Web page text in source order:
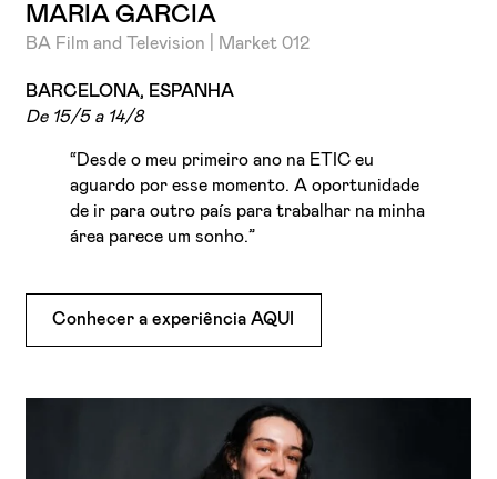
MARIA GARCIA
BA Film and Television | Market 012
BARCELONA, ESPANHA
De 15/5 a 14/8
“Desde o meu primeiro ano na ETIC eu
aguardo por esse momento. A oportunidade
de ir para outro país para trabalhar na minha
área parece um sonho.”
Conhecer a experiência AQUI